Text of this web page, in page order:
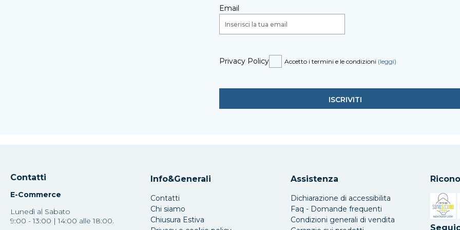
Email
Privacy Policy Accetto i termini e le condizioni (leggi)
Contatti
E-Commerce
Lunedì al Sabato
9:00 - 13:00 | 14:00 alle 18:00.
Info&Generali
Contatti
Chi siamo
Chiusura Estiva
Assistenza
Dichiarazione di accessibilita
Faq - Domande frequenti
Condizioni generali di vendita
Si apre